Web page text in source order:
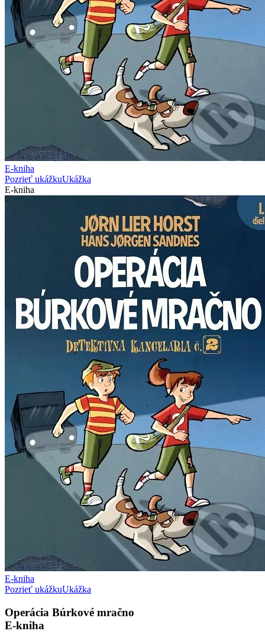
E-kniha
Pozrieť ukážkuUkážka
E-kniha
E-kniha
Pozrieť ukážkuUkážka
Operácia Búrkové mračno
E-kniha